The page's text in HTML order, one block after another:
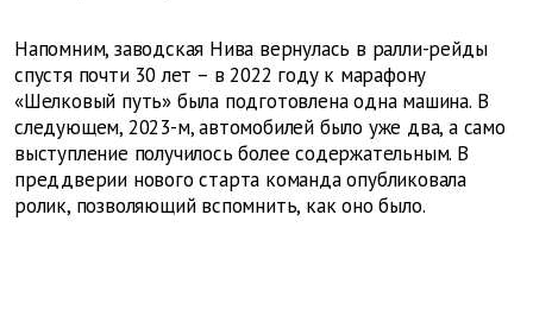
Напомним, заводская Нива вернулась в ралли-рейды
спустя почти 30 лет – в 2022 году к марафону
«Шелковый путь» была подготовлена одна машина. В
следующем, 2023-м, автомобилей было уже два, а само
выступление получилось более содержательным. В
преддверии нового старта команда опубликовала
ролик, позволяющий вспомнить, как оно было.